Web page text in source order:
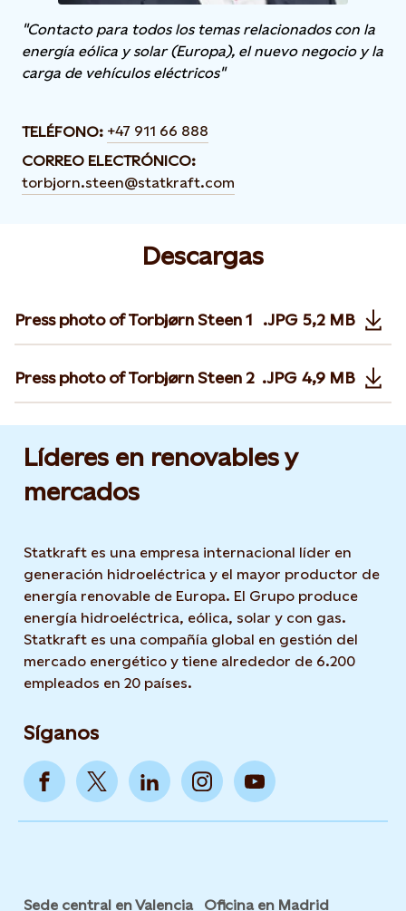
"Contacto para todos los temas relacionados con la
energía eólica y solar (Europa), el nuevo negocio y la
carga de vehículos eléctricos"
TELÉFONO: +47 911 66 888
CORREO ELECTRÓNICO:
torbjorn.steen@statkraft.com
Descargas
Press photo of Torbjørn Steen 1 .JPG 5,2 MB
Opens in
Press photo of Torbjørn Steen 2 .JPG 4,9 MB
Opens in
Líderes en renovables y
mercados
Statkraft es una empresa internacional líder en
generación hidroeléctrica y el mayor productor de
energía renovable de Europa. El Grupo produce
energía hidroeléctrica, eólica, solar y con gas.
Statkraft es una compañía global en gestión del
mercado energético y tiene alrededor de 6.200
empleados en 20 países.
Síganos
Sede central en Valencia Oficina en Madrid